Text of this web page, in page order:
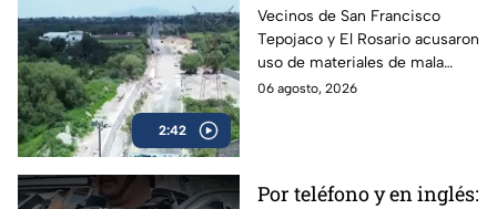
2:42
posible desvío de
recursos en obras
viales de Cuautitlán
Izcalli, Edomex
Vecinos de San Francisco
Tepojaco y El Rosario acusaron
uso de materiales de mala
calidad en una obra de 23
06 agosto, 2026
Por teléfono y en inglés: